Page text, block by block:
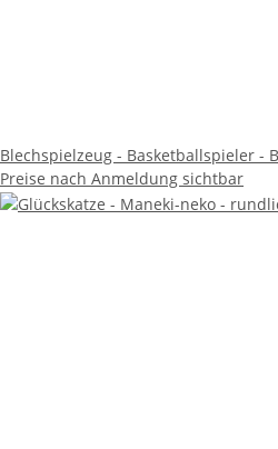
Blechspielzeug - Basketballspieler -
Preise nach Anmeldung sichtbar